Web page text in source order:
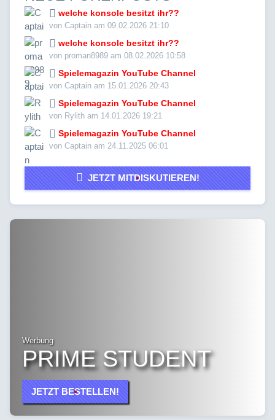
welche konsole besitzt ihr??
von Captain am 09.02.2026 21:10
welche konsole besitzt ihr??
von proman8989 am 08.02.2026 10:58
Spielemagazin YouTube Channel
von Captain am 15.01.2026 20:43
Spielemagazin YouTube Channel
von Rylith am 14.01.2026 19:21
Spielemagazin YouTube Channel
von Captain am 24.11.2025 06:01
JETZT MITDISKUTIEREN!
Werbung
PRIME STUDENT
JETZT BESTELLEN!